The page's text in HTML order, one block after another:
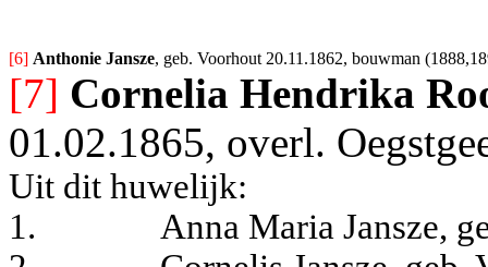
[6] Anthonie Jansze, geb. Voorhout 20.11.1862, bouwman
[7] Cornelia Hendrika
01.02.1865, overl.
Uit dit huwelijk:
1.
Anna Maria Jansze,